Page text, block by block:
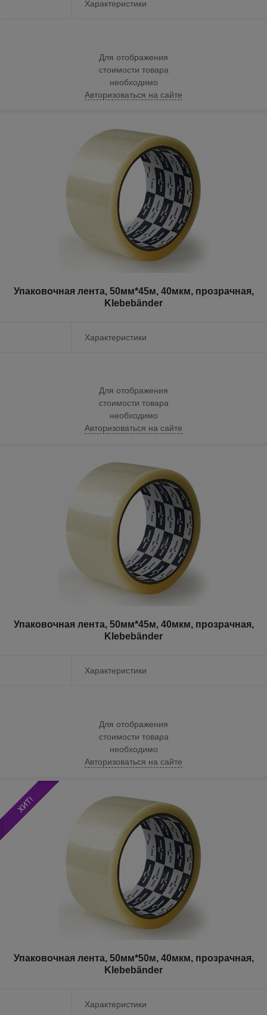
Характеристики
Для отображения
стоимости товара
необходимо
Авторизоваться на сайте
Упаковочная лента, 50мм*45м, 40мкм, прозрачная,
Klebebänder
Характеристики
Для отображения
стоимости товара
необходимо
Авторизоваться на сайте
Упаковочная лента, 50мм*45м, 40мкм, прозрачная,
Klebebänder
Характеристики
Для отображения
стоимости товара
необходимо
Авторизоваться на сайте
Упаковочная лента, 50мм*50м, 40мкм, прозрачная,
Klebebänder
Характеристики